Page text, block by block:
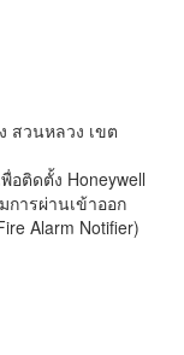
สวนหลวง เขต
ติดตั้ง Honeywell
การผ่านเข้าออก
Alarm Notifier)